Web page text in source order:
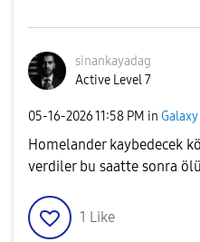
sinankayadag
Active Level 7
‎05-16-202611:58 PM in
Homelander kaybedecek
verdiler bu saatte sonra
1 Like